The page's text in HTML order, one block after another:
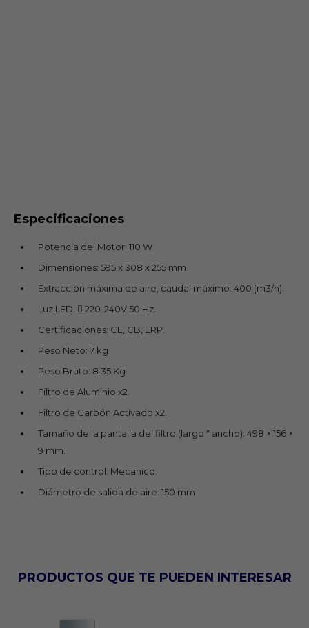
Especificaciones
Potencia del Motor: 110 W
Dimensiones: 595 x 308 x 255 mm
Extracción máxima de aire, caudal máximo: 400 (m3/h).
Luz LED.  220-240V 50 Hz.
Certificaciones: CE, CB, ERP.
Peso Neto: 7 kg
Peso Bruto: 8.35 Kg.
Filtro de Aluminio x2.
Filtro de Carbón Activado x2.
Tamaño de la pantalla del filtro (largo * ancho): 498 × 156 ×
9 mm.
Tipo de control: Mecanico.
Diámetro de salida de aire: 150 mm
PRODUCTOS QUE TE PUEDEN INTERESAR